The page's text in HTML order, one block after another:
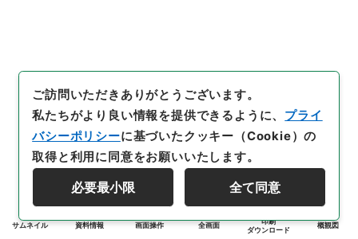
サムネイル 資料情報 画面操作 全画面
印刷
ダウンロード
概観図
ご訪問いただきありがとうございます。
私たちがより良い情報を提供できるように、 プライ
バシーポリシーに基づいたクッキー（Cookie）の
取得と利用に同意をお願いいたします。
必要最小限 全て同意